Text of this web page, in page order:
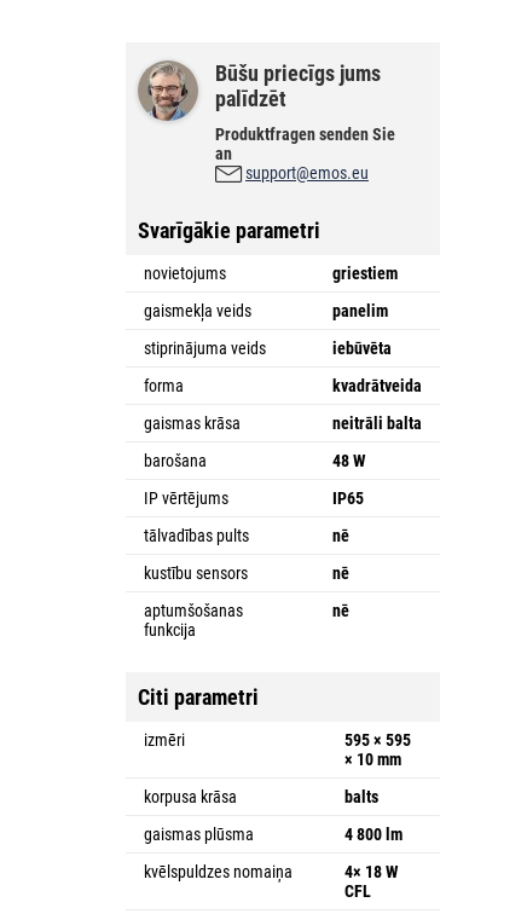
Būšu priecīgs jums
palīdzēt
Produktfragen senden Sie
an
support@emos.eu
Svarīgākie parametri
novietojums
griestiem
gaismekļa veids
panelim
stiprinājuma veids
iebūvēta
forma
kvadrātveida
gaismas krāsa
neitrāli balta
barošana
48 W
IP vērtējums
IP65
tālvadības pults
nē
kustību sensors
nē
aptumšošanas
funkcija
nē
Citi parametri
izmēri
595 × 595
× 10 mm
korpusa krāsa
balts
gaismas plūsma
4 800 lm
kvēlspuldzes nomaiņa
4× 18 W
CFL